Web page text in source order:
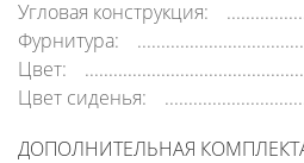
Угловая конструкция:
Фурнитура:
Цвет:
Цвет сиденья:
ДОПОЛНИТЕЛЬНАЯ